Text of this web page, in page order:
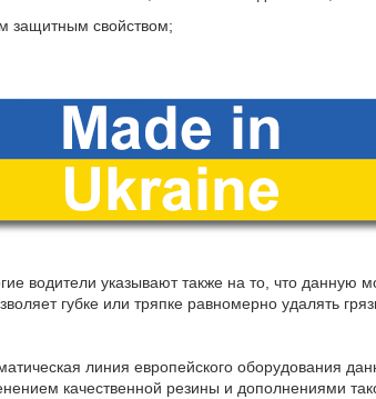
защитным свойством;
водители указывают также на то, что данную
губке или тряпке равномерно удалять
линия европейского оборудования
качественной резины и дополнениями